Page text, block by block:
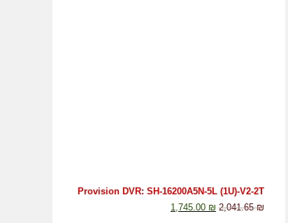
Provision DVR: SH-16200A5N-5L (1U)-V2-2T
2,041.65₪
1,745.00 ₪